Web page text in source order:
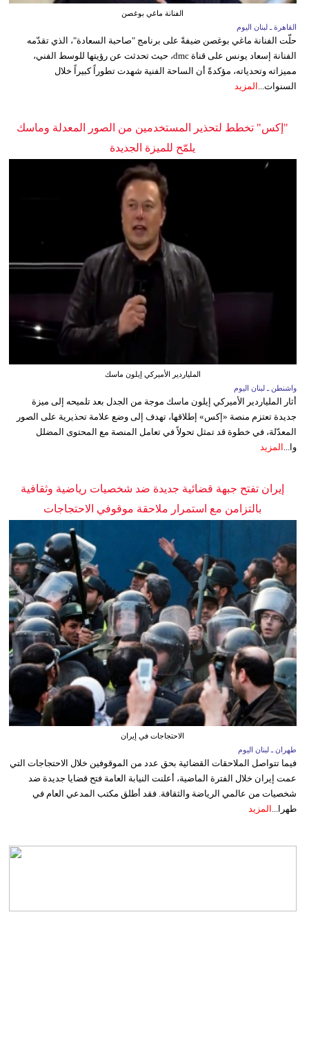
الفنانة ماغي بوغصن
القاهرة ـ لبنان اليوم
حلّت الفنانة ماغي بوغصن ضيفةً على برنامج "صاحبة السعادة"، الذي تقدّمه
الفنانة إسعاد يونس على قناة dmc، حيث تحدثت عن رؤيتها للوسط الفني،
مميزاته وتحدياته، مؤكدةً أن الساحة الفنية شهدت تطوراً كبيراً خلال
السنوات... المزيد
"إكس" تخطط لتحذير المستخدمين من الصور المعدلة وماسك
يلمّح للميزة الجديدة
الملياردير الأميركي إيلون ماسك
واشنطن ـ لبنان اليوم
أثار الملياردير الأميركي إيلون ماسك موجة من الجدل بعد تلميحه إلى ميزة
جديدة تعتزم منصة «إكس» إطلاقها، تهدف إلى وضع علامة تحذيرية على الصور
المعدّلة، في خطوة قد تمثل تحولاً في تعامل المنصة مع المحتوى المضلل
وا... المزيد
إيران تفتح جبهة قضائية جديدة ضد شخصيات رياضية وثقافية
بالتزامن مع استمرار ملاحقة موقوفي الاحتجاجات
الاحتجاجات في إيران
طهران ـ لبنان اليوم
فيما تتواصل الملاحقات القضائية بحق عدد من الموقوفين خلال الاحتجاجات التي
عمت إيران خلال الفترة الماضية، أعلنت النيابة العامة فتح قضايا جديدة ضد
شخصيات من عالمي الرياضة والثقافة. فقد أطلق مكتب المدعي العام في
طهرا... المزيد